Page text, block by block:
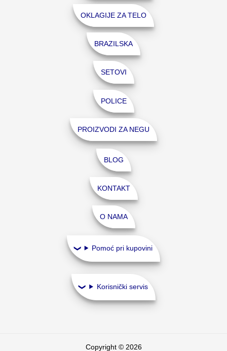
OKLAGIJE ZA TELO
BRAZILSKA
SETOVI
POLICE
PROIZVODI ZA NEGU
BLOG
KONTAKT
O NAMA
Pomoć pri kupovini
Korisnički servis
Copyright © 2026